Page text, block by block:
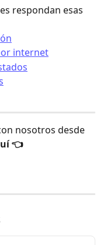
respondan esas
internet
nosotros desde
👈